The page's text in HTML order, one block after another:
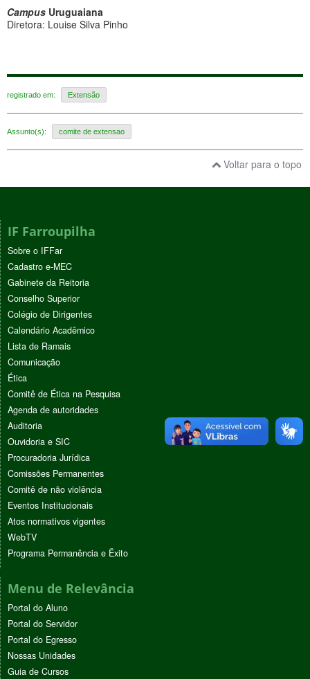
Campus Uruguaiana
Diretora: Louise Silva Pinho
registrado em: Extensão
Assunto(s): comite de extensao
Voltar para o topo
IF Farroupilha
Sobre o IFFar
Cadastro e-MEC
Gabinete da Reitoria
Conselho Superior
Colégio de Dirigentes
Calendário Acadêmico
Lista de Ramais
Comunicação
Ética
Comitê de Ética na Pesquisa
Agenda de autoridades
Auditoria
Ouvidoria e SIC
Procuradoria Jurídica
Comissões Permanentes
Comitê de não violência
Eventos Institucionais
Atos normativos vigentes
WebTV
Programa Permanência e Êxito
Menu de Relevância
Portal do Aluno
Portal do Servidor
Portal do Egresso
Nossas Unidades
Guia de Cursos